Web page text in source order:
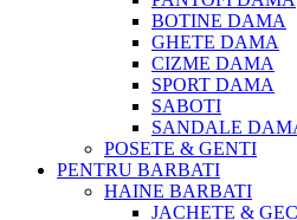
BOTINE DAMA
GHETE DAMA
CIZME DAMA
SPORT DAMA
SABOTI
SANDALE
POSETE & GENTI
PENTRU BARBATI
HAINE BARBATI
JACHETE &